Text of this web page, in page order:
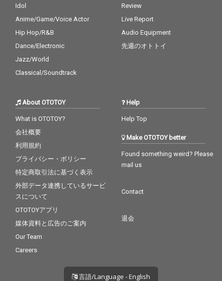
Idol
Anime/Game/Voice Actor
Hip Hop/R&B
Dance/Electronic
Jazz/World
Classical/Soundtrack
Review
Live Report
Audio Equipment
先週のオトトイ
About OTOTOY
What is OTOTOY?
会社概要
利用規約
プライバシー・ポリシー
特定商取引法に基づく表示
外部データ連携しているサービ
スについて
OTOTOYアプリ
媒体資料と広告のご案内
Our Team
Careers
Help
Help Top
Make OTOTOY better
Found something weird? Please
mail us
Contact
退会
言語/Language - English